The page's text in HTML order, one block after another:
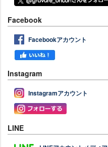
Facebook
Facebookアカウント
Instagram
Instagramアカウント
LINE